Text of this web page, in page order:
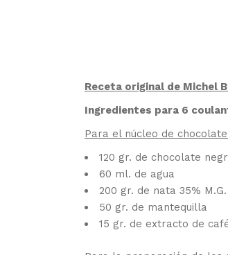
Receta original de Michel
Ingredientes para 6
Para el núcleo de
120 gr. de chocolate
60 ml. de agua
200 gr. de nata 35% M.G.
50 gr. de mantequilla
15 gr. de extracto de